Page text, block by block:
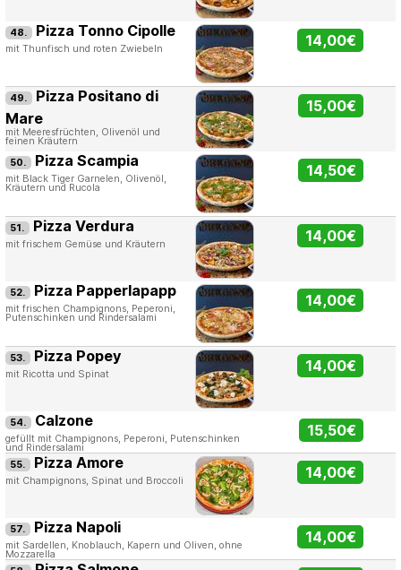
48. Pizza Tonno Cipolle
mit Thunfisch und roten Zwiebeln 14,00€
49. Pizza Positano di
Mare
mit Meeresfrüchten, Olivenöl und
feinen Kräutern
15,00€
50. Pizza Scampia
mit Black Tiger Garnelen, Olivenöl,
Kräutern und Rucola
14,50€
51. Pizza Verdura
mit frischem Gemüse und Kräutern 14,00€
52. Pizza Papperlapapp
mit frischen Champignons, Peperoni,
Putenschinken und Rindersalami
14,00€
53. Pizza Popey
mit Ricotta und Spinat 14,00€
54. Calzone
gefüllt mit Champignons, Peperoni, Putenschinken
und Rindersalami
15,50€
55. Pizza Amore
mit Champignons, Spinat und Broccoli 14,00€
57. Pizza Napoli
mit Sardellen, Knoblauch, Kapern und Oliven, ohne
Mozzarella
14,00€